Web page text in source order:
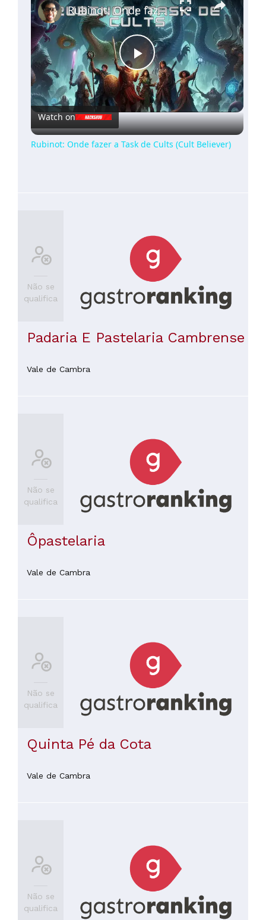
Play
Video
Rubinot: Onde fazer a Task de Cults (Cult Believer)
Watch on
Rubinot: Onde fazer a Task de Cults (Cult Believer)
Não se
qualifica
Padaria E Pastelaria Cambrense
Vale de Cambra
Não se
qualifica
Ôpastelaria
Vale de Cambra
Não se
qualifica
Quinta Pé da Cota
Vale de Cambra
Não se
qualifica